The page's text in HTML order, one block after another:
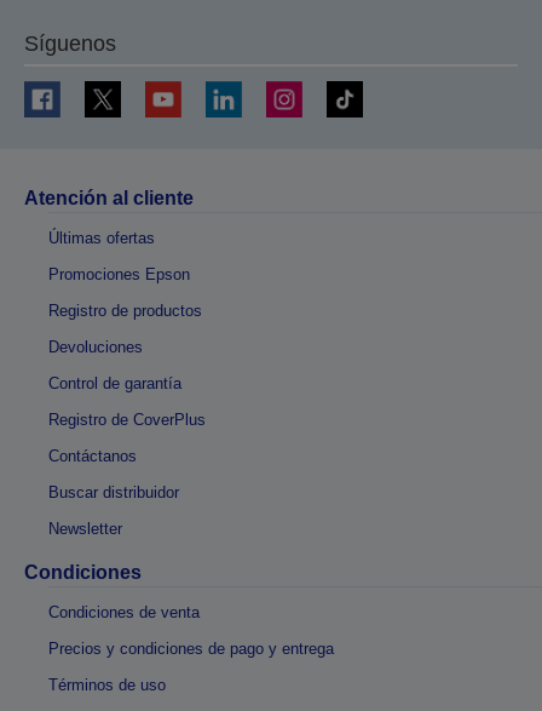
Síguenos
Atención al cliente
Últimas ofertas
Promociones Epson
Registro de productos
Devoluciones
Control de garantía
Registro de CoverPlus
Contáctanos
Buscar distribuidor
Newsletter
Condiciones
Condiciones de venta
Precios y condiciones de pago y entrega
Términos de uso